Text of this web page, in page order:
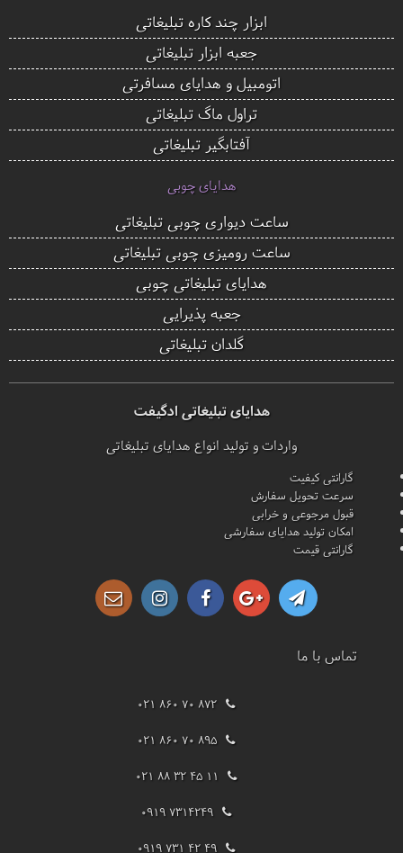
ابزار چند کاره تبلیغاتی
جعبه ابزار تبلیغاتی
اتومبیل و هدایای مسافرتی
تراول ماگ تبلیغاتی
آفتابگیر تبلیغاتی
هدایای چوبی
ساعت دیواری چوبی تبلیغاتی
ساعت رومیزی چوبی تبلیغاتی
هدایای تبلیغاتی چوبی
جعبه پذیرایی
گلدان تبلیغاتی
هدایای تبلیغاتی ادگیفت
واردات و تولید انواع هدایای تبلیغاتی
گارانتی کیفیت
سرعت تحویل سفارش
قبول مرجوعی و خرابی
امکان تولید هدایای سفارشی
گارانتی قیمت
تماس با ما
021 860 70 872
021 860 70 895
021 88 32 45 11
0919 7314249
0919 731 42 49